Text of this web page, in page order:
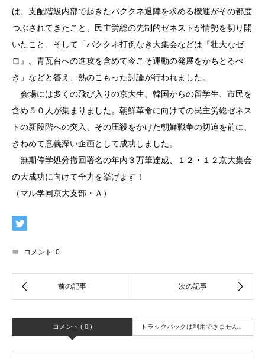
は、支配階級内部で起きたパククネ退陣を求める機運がその都度
つぶされてきたこと、民主労総の先制的ゼネストが情勢を切り開
いたこと、そして「パククネ打倒なき大集会などは『壮大なゼ
ロ』。青瓦台への進攻を含めて今こそ運動の発展をかちとるべ
き」などと答え、熱のこもった討論が行われました。
会場には多くの飛び入りの京大生、韓国からの留学生、市民を
含め５０人が集まりました。朝鮮革命に向けての民主労総ゼネス
トの新段階への突入、その圧殺をかけた朝鮮戦争の切迫を前に、
きわめて意義深い企画として成功しました。
無期停学処分撤回署名の年内３万筆達成、１２・１２京大集会
の大成功に向けて全力を挙げます！
（マル学同京大支部・Ａ）
コメント: 0
コメント ( 0 ) トラックバックは利用できません。